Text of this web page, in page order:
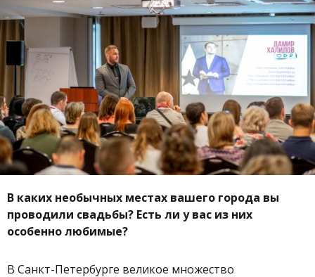
В каких необычных местах вашего города вы
проводили свадьбы? Есть ли у вас из них
особенно любимые?
В Санкт-Петербурге великое множество